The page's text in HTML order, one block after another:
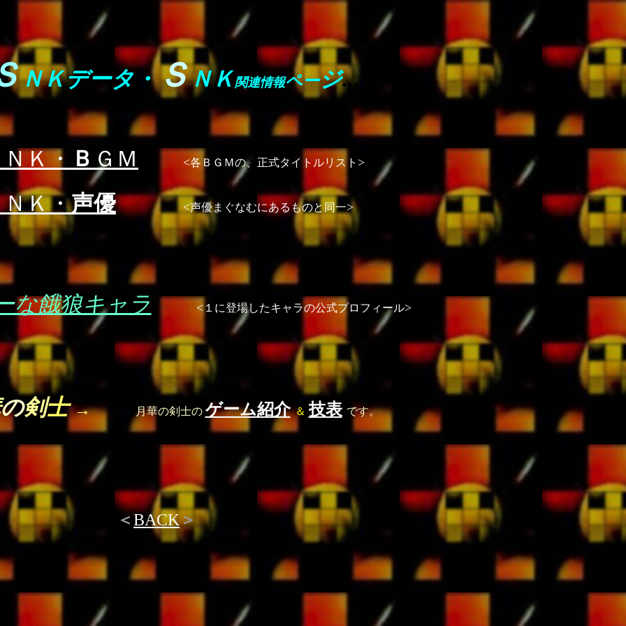
ＮＫデータ・ＳＮＫ関連情報ページ...
ＮＫ・ Ｂ ＧＭ <各ＢＧＭの、正式タイトルリスト >
ＮＫ・声優 <声優まぐなむにあるものと同一>
な餓狼キャラ <１に登場したキャラの公式プロフィール>．
の剣士→ 月華の剣士の ゲーム紹介 ＆技表 です。
＜BACK＞